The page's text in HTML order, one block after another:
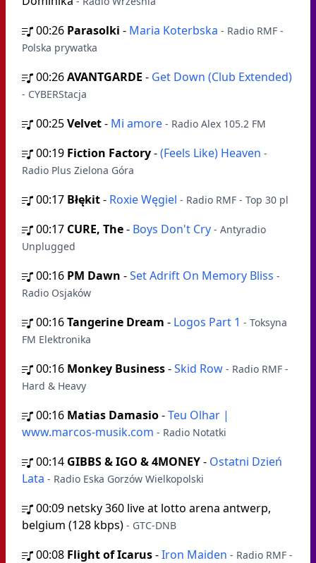
00:26 Parasolki - Maria Koterbska - Radio RMF -
Polska prywatka
00:26AVANTGARDE - Get Down (Club Extended)
- CYBERStacja
00:25Velvet- Mi amore - Radio Alex 105.2 FM
00:19 Fiction Factory-(Feels Like) Heaven -
Radio Plus Zielona Góra
00:17 Błękit- Roxie Węgiel - Radio RMF - Top 30 pl
00:17 CURE, The- Boys Don't Cry - Antyradio
Unplugged
00:16 PM Dawn -Set Adrift On Memory Bliss -
Radio Osjaków
00:16Tangerine Dream - Logos Part 1 - Toksyna
FM Elektronika
00:16 Monkey Business-Skid Row - Radio RMF -
Hard & Heavy
00:16 Matias Damasio-Teu Olhar |
www.marcos-musik.com - Radio Notatki
00:14 GIBBS & IGO & 4MONEY- Ostatni Dzień
Lata - Radio Eska Gorzów Wielkopolski
00:09 netsky 360 live at lotto arena antwerp,
belgium (128 kbps) - GTC-DNB
00:08 Flight of Icarus-Iron Maiden - Radio RMF -